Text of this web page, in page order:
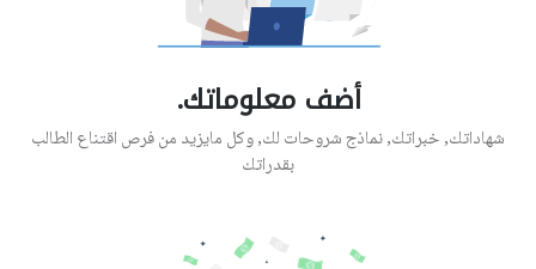
أضف معلوماتك.
شهاداتك, خبراتك, نماذج شروحات لك, وكل مايزيد من فرص اقتناع الطالب
بقدراتك